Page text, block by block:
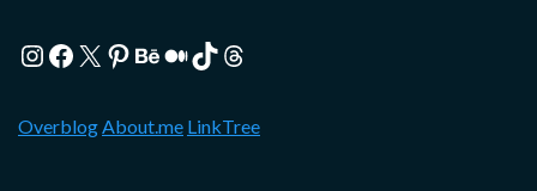
Instagram
Facebook
X Pinterest
Behance
Medium
TikTokThreads
Overblog About.me LinkTree